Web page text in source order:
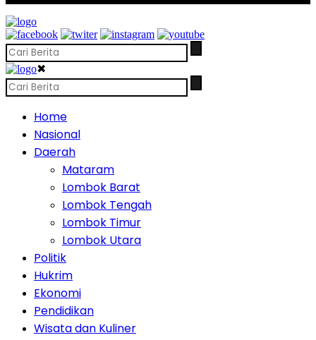
✖
Home
Nasional
Daerah
Mataram
Lombok Barat
Lombok Tengah
Lombok Timur
Lombok Utara
Politik
Hukrim
Ekonomi
Pendidikan
Wisata dan Kuliner